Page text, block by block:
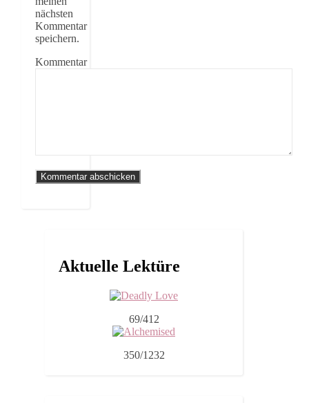
nächsten
Kommentar
speichern.
Kommentar
Aktuelle Lektüre
69/412
350/1232